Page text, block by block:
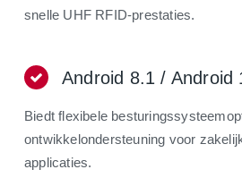
snelle UHF RFID-prestaties.
Android 8.1 / Android
Biedt flexibele
ontwikkelondersteuning voor
applicaties.